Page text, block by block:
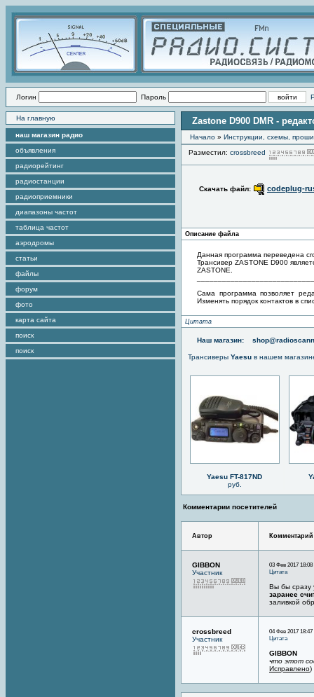
Логин Пароль
На главную
наш магазин радио
объявления
радиорейтинг
радиостанции
радиоприемники
диапазоны частот
таблица частот
аэродромы
статьи
файлы
форум
фото
карта сайта
поиск
поиск
Zastone D900 DMR -
Начало » Инструкции, схемы,
Разместил: crossbreed
Скачать файл: codeplug-
Описание файла
Данная программа переведена
Трансивер ZASTONE D900
ZASTONE.
Сама программа позволяет
Изменять порядок контактов в
Цитата
Наш магазин:
Трансиверы Yaesu в нашем
Yaesu FT-817ND
руб.
Комментарии посетителей
Автор Комментарий
GIBBON
Участник
03 Фев 2017 18:08
Цитата
Вы бы сразу
заранее
заливкой
crossbreed
Участник
04 Фев 2017 18:47
Цитата
GIBBON
что этот
Исправлено)